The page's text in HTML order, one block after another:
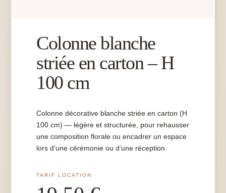
Colonne blanche
striée en carton – H
100 cm
Colonne décorative blanche striée en carton (H
100 cm) — légère et structurée, pour rehausser
une composition florale ou encadrer un espace
lors d’une cérémonie ou d’une réception.